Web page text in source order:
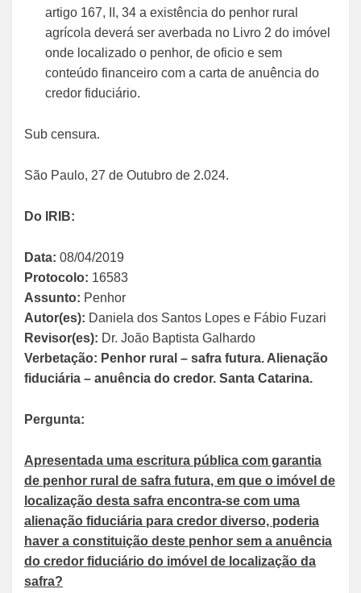
artigo 167, II, 34 a existência do penhor rural
agrícola deverá ser averbada no Livro 2 do imóvel
onde localizado o penhor, de oficio e sem
conteúdo financeiro com a carta de anuência do
credor fiduciário.
Sub censura.
São Paulo, 27 de Outubro de 2.024.
Do IRIB:
Data: 08/04/2019
Protocolo: 16583
Assunto: Penhor
Autor(es): Daniela dos Santos Lopes e Fábio Fuzari
Revisor(es): Dr. João Baptista Galhardo
Verbetação: Penhor rural – safra futura. Alienação
fiduciária – anuência do credor. Santa Catarina.
Pergunta:
Apresentada uma escritura pública com garantia
de penhor rural de safra futura, em que o imóvel de
localização desta safra encontra-se com uma
alienação fiduciária para credor diverso, poderia
haver a constituição deste penhor sem a anuência
do credor fiduciário do imóvel de localização da
safra?